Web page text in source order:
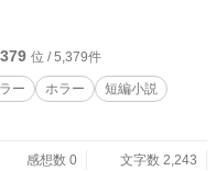
位 / 5,379件
ー ホラー
短編小説
感想数 0
文字数 2,243